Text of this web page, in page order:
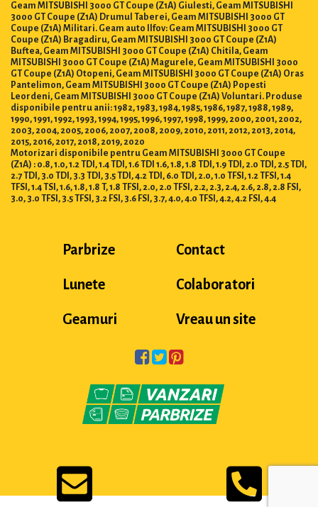
Geam MITSUBISHI 3000 GT Coupe (Z1A) Giulesti, Geam MITSUBISHI
3000 GT Coupe (Z1A) Drumul Taberei, Geam MITSUBISHI 3000 GT
Coupe (Z1A) Militari. Geam auto Ilfov: Geam MITSUBISHI 3000 GT
Coupe (Z1A) Bragadiru, Geam MITSUBISHI 3000 GT Coupe (Z1A)
Buftea, Geam MITSUBISHI 3000 GT Coupe (Z1A) Chitila, Geam
MITSUBISHI 3000 GT Coupe (Z1A) Magurele, Geam MITSUBISHI 3000
GT Coupe (Z1A) Otopeni, Geam MITSUBISHI 3000 GT Coupe (Z1A) Oras
Pantelimon, Geam MITSUBISHI 3000 GT Coupe (Z1A) Popesti
Leordeni, Geam MITSUBISHI 3000 GT Coupe (Z1A) Voluntari. Produse
disponibile pentru anii: 1982, 1983, 1984, 1985, 1986, 1987, 1988, 1989,
1990, 1991, 1992, 1993, 1994, 1995, 1996, 1997, 1998, 1999, 2000, 2001, 2002,
2003, 2004, 2005, 2006, 2007, 2008, 2009, 2010, 2011, 2012, 2013, 2014,
2015, 2016, 2017, 2018, 2019, 2020
Motorizari disponibile pentru Geam MITSUBISHI 3000 GT Coupe
(Z1A) : 0.8, 1.0, 1.2 TDI, 1.4 TDI, 1.6 TDI 1.6, 1.8, 1.8 TDI, 1.9 TDI, 2.0 TDI, 2.5 TDI,
2.7 TDI, 3.0 TDI, 3.3 TDI, 3.5 TDI, 4.2 TDI, 6.0 TDI, 2.0, 1.0 TFSI, 1.2 TFSI, 1.4
TFSI, 1.4 TSI, 1.6, 1.8, 1.8 T, 1.8 TFSI, 2.0, 2.0 TFSI, 2.2, 2.3, 2.4, 2.6, 2.8, 2.8 FSI,
3.0, 3.0 TFSI, 3.5 TFSI, 3.2 FSI, 3.6 FSI, 3.7, 4.0, 4.0 TFSI, 4.2, 4.2 FSI, 4.4
Parbrize
Lunete
Geamuri
Contact
Colaboratori
Vreau un site